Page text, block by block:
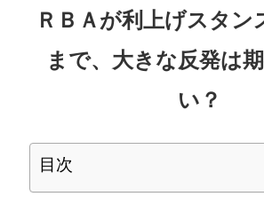
ＲＢＡが利上げスタン
まで、大きな反発は
い？
目次